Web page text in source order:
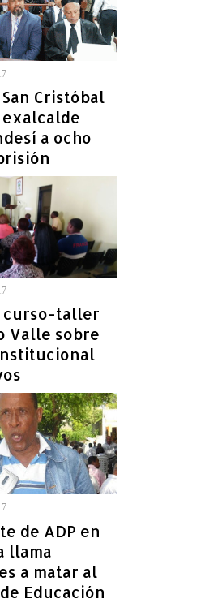
Cristóbal
a ocho
curso-taller
Valle sobre
de ADP en
llama
a matar al
Educación